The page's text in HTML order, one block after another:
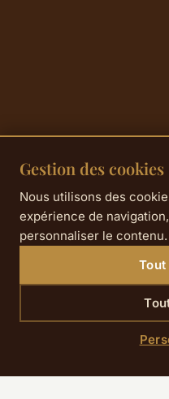
Gestion des cookies
Nous utilisons des
expérience de
personnaliser le contenu.